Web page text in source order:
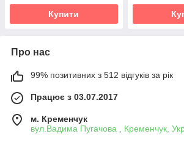
Купити
Про нас
99% позитивних з 512 відгуків за рік
Працює з 03.07.2017
м. Кременчук
вул.Вадима Пугачова , Кременчук,